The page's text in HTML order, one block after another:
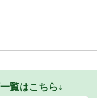
覧はこちら↓